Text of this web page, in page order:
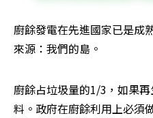
廚餘發電在先進國家已是成
來源：我們的島。
廚餘占垃圾量的1/3，如果
料。政府在廚餘利用上必須